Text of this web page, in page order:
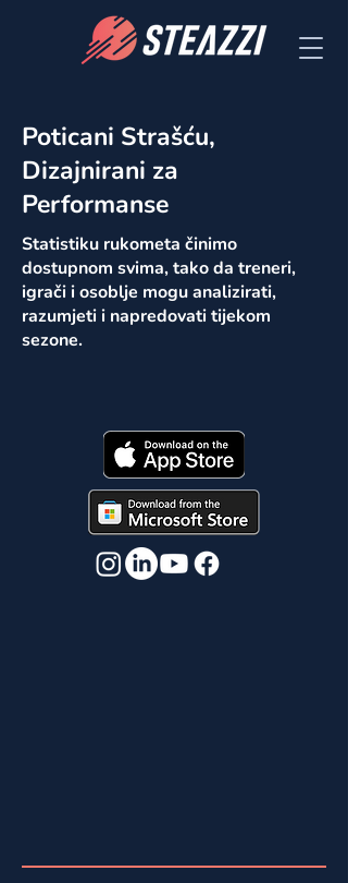
Poticani Strašću,
Dizajnirani za
Performanse
Statistiku rukometa činimo
dostupnom svima, tako da treneri,
igrači i osoblje mogu analizirati,
razumjeti i napredovati tijekom
sezone.